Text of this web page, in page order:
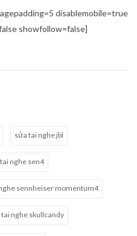
disablemobile=true
showfollow=false]
sửa tai nghe jbl
nghe sen4
sennheiser momentum4
tai nghe skullcandy